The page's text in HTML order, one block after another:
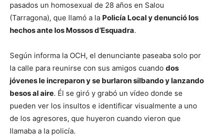
pasados un homosexual de 28 años en Salou
(Tarragona), que llamó a la Policía Local y denunció los
hechos ante los Mossos d’Esquadra.
Según informa la OCH, el denunciante paseaba solo por
la calle para reunirse con sus amigos cuando dos
jóvenes le increparon y se burlaron silbando y lanzando
besos al aire. Él se giró y grabó un vídeo donde se
pueden ver los insultos e identificar visualmente a uno
de los agresores, que huyeron cuando vieron que
llamaba a la policía.